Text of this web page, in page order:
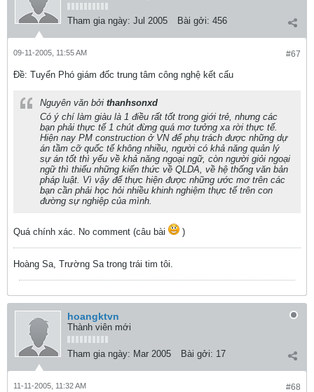
Tham gia ngày: Jul 2005 Bài gởi: 456
#67
09-11-2005, 11:55 AM
Ðề: Tuyển Phó giám đốc trung tâm công nghệ kết cấu
Nguyên văn bởi thanhsonxd
Có ý chí làm giàu là 1 điều rất tốt trong giới trẻ, nhưng các
bạn phải thực tế 1 chút đừng quá mơ tưởng xa rời thực tế.
Hiện nay PM construction ở VN để phụ trách được những dự
án tầm cỡ quốc tế không nhiều, người có khả năng quản lý
sự án tốt thì yếu về khả năng ngoại ngữ, còn người giỏi ngoại
ngữ thì thiếu những kiến thức về QLDA, về hệ thống văn bản
pháp luật. Vì vậy để thực hiện được những ước mơ trên các
bạn cần phải học hỏi nhiều khinh nghiệm thực tế trên con
đường sự nghiệp của mình.
Quá chính xác. No comment (câu bài )
Hoàng Sa, Trường Sa trong trái tim tôi.
hoangktvn
Thành viên mới
Tham gia ngày: Mar 2005 Bài gởi: 17
#68
11-11-2005, 11:32 AM